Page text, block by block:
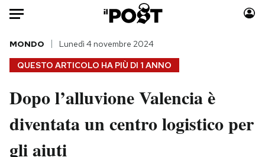
Auto
HOME
Italia
Politica
Tecnologia
Moda
Consumismi
QUESTO ARTICOLO HA PIÙ DI 1 ANNO
MONDO Lunedì 4 novembre 2024
Dopo l’alluvione Valencia è
diventata un centro logistico per
gli aiuti